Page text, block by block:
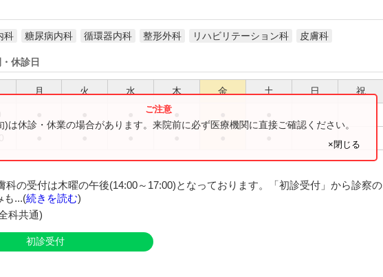
科 糖尿病内科 循環器内科 整形外科 リハビリテーション科 皮膚科
休診日
月 火 水 木 金 土 日 祝
)は休診・休業の場合があります。来院前に必ず医療機関に直接ご確認ください。
×閉じる
科の受付は木曜の午後(14:00～17:00)となっております。「初診受付」から診察の
も...(続きを読む)
科共通)
初診受付